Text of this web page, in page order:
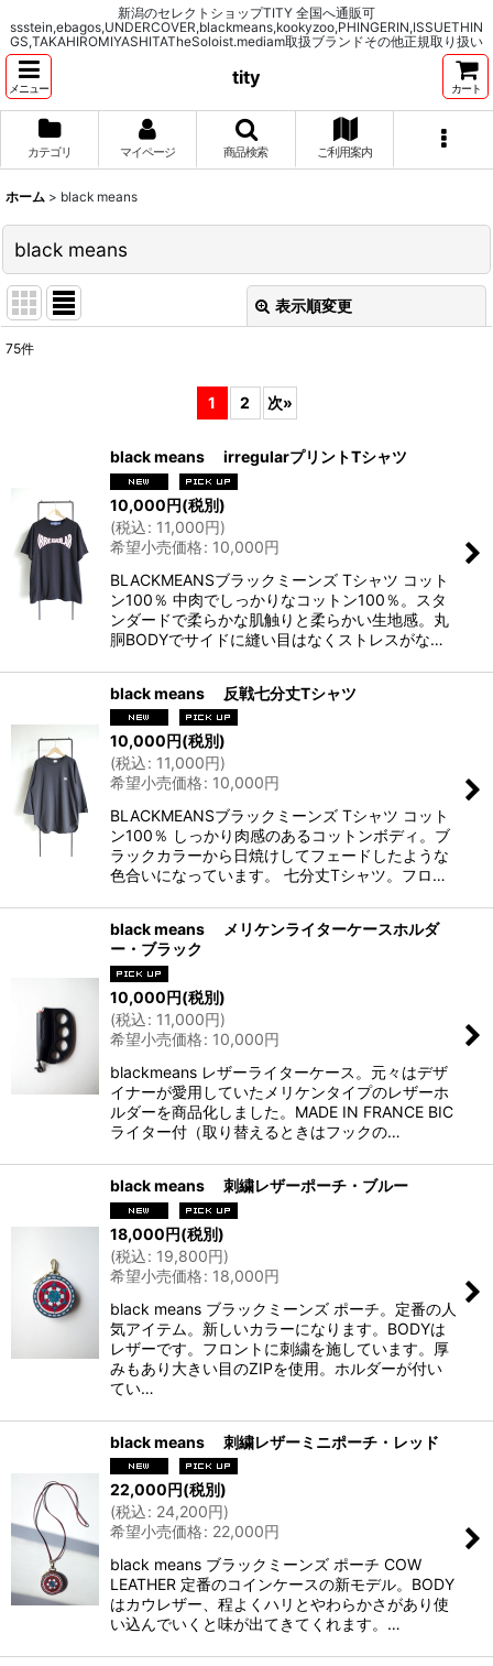
新潟のセレクトショップTITY 全国へ通販可
ssstein,ebagos,UNDERCOVER,blackmeans,kookyzoo,PHINGERIN,ISSUETHIN
GS,TAKAHIROMIYASHITATheSoloist.mediam取扱ブランドその他正規取り扱い
メニュー
tity
カート
カテゴリ マイページ 商品検索 ご利用案内
ホーム > black means
black means
表示順変更
絞り込む
75件
1 2 次»
black means irregularプリントTシャツ
10,000円(税別)
(税込: 11,000円)
希望小売価格: 10,000円
BLACKMEANSブラックミーンズ Tシャツ コット
ン100％ 中肉でしっかりなコットン100％。スタ
ンダードで柔らかな肌触りと柔らかい生地感。丸
胴BODYでサイドに縫い目はなくストレスがな…
black means 反戦七分丈Tシャツ
10,000円(税別)
(税込: 11,000円)
希望小売価格: 10,000円
BLACKMEANSブラックミーンズ Tシャツ コット
ン100％ しっかり肉感のあるコットンボディ。ブ
ラックカラーから日焼けしてフェードしたような
色合いになっています。 七分丈Tシャツ。フロ…
black means メリケンライターケースホルダ
ー・ブラック
10,000円(税別)
(税込: 11,000円)
希望小売価格: 10,000円
blackmeans レザーライターケース。元々はデザ
イナーが愛用していたメリケンタイプのレザーホ
ルダーを商品化しました。MADE IN FRANCE BIC
ライター付（取り替えるときはフックの…
black means 刺繍レザーポーチ・ブルー
18,000円(税別)
(税込: 19,800円)
希望小売価格: 18,000円
black means ブラックミーンズ ポーチ。定番の人
気アイテム。新しいカラーになります。BODYは
レザーです。フロントに刺繍を施しています。厚
みもあり大きい目のZIPを使用。ホルダーが付い
てい…
black means 刺繍レザーミニポーチ・レッド
22,000円(税別)
(税込: 24,200円)
希望小売価格: 22,000円
black means ブラックミーンズ ポーチ COW
LEATHER 定番のコインケースの新モデル。BODY
はカウレザー、程よくハリとやわらかさがあり使
い込んでいくと味が出てきてくれます。…